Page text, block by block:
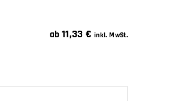
ab 11,33€ inkl. MwSt.